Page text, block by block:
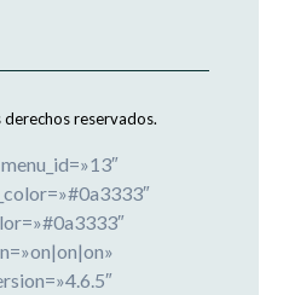
derechos reservados.